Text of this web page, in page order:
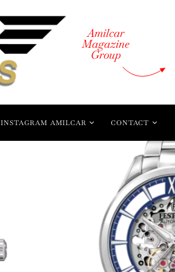
Amilcar
Magazine
Group
INSTAGRAM AMILCAR CONTACT